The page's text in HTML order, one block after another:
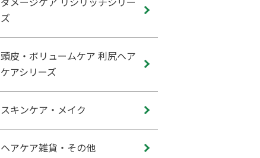
ダメージケア リシリッチシリー
ズ
頭皮・ボリュームケア 利尻ヘア
ケアシリーズ
スキンケア・メイク
ヘアケア雑貨・その他